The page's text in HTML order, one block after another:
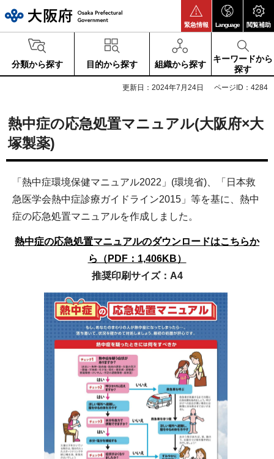
緊急情報 Language 閲覧補助
分類から探す 目的から探す 組織から探す
キーワードから
探す
更新日：2024年7月24日 ページID：4284
熱中症の応急処置マニュアル(大阪府×大
塚製薬)
「熱中症環境保健マニュアル2022」(環境省)、「日本救
急医学会熱中症診療ガイドライン2015」等を基に、熱中
症の応急処置マニュアルを作成しました。
熱中症の応急処置マニュアルのダウンロードはこちらか
ら（PDF：1,406KB）
推奨印刷サイズ：A4